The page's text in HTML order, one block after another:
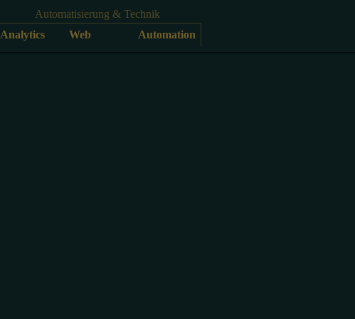
Automatisierung & Technik
Analytics
Web Automation